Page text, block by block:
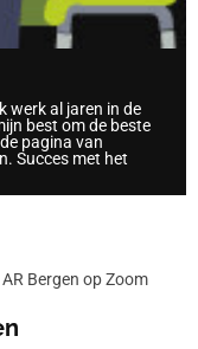
werk al jaren in de
best om de beste
pagina van
Succes met het
Bergen op Zoom